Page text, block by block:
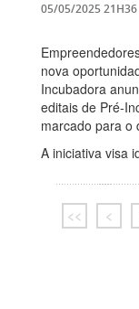
05/05/2025 21H36
nova
Incubadora
editais de Pré-
marcado para o
A iniciativa visa
<< <